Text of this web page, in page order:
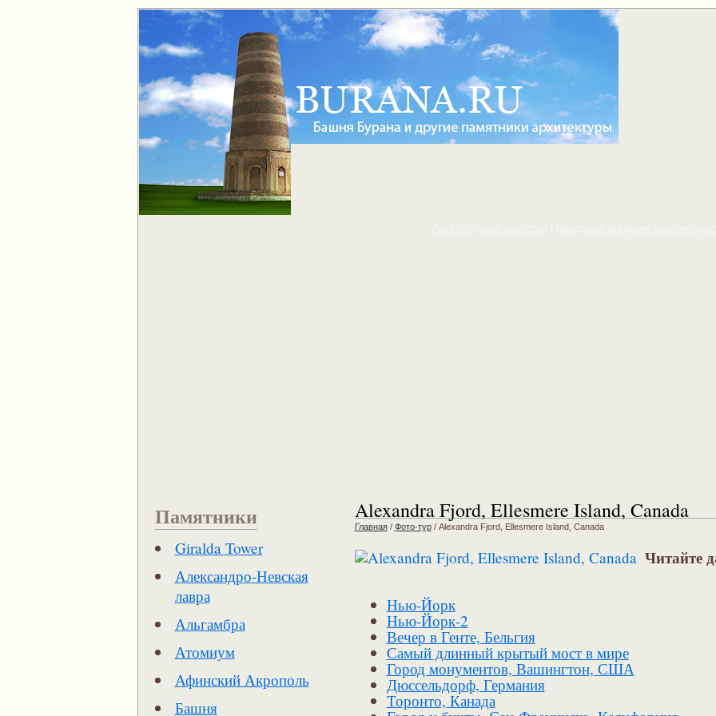
Памятники
Giralda Tower
Александро-Невская
лавра
Альгамбра
Атомиум
Афинский Акрополь
Башня
Alexandra Fjord, Ellesmere Island, Canada
Главная/ Фото-тур/ Alexandra Fjord, Ellesmere Island, Canada
Читайте
Нью-Йорк
Нью-Йорк-2
Вечер в Генте, Бельгия
Самый длинный крытый мост в мире
Город монументов, Вашингтон, США
Дюссельдорф, Германия
Торонто, Канада